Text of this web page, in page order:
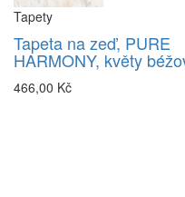
Tapety
Tapeta na zeď, PURE
HARMONY, květy
466,00 Kč